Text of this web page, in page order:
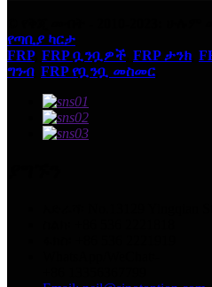
የጣቢያ ካርታ
FRP, FRP ቧንቧዎች FRP ታንክ
ግንብ, FRP የቧንቧ መስመር